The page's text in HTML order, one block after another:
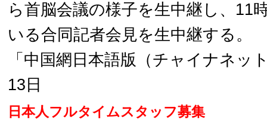
ら首脳会議の様子を生中継し、11
いる合同記者会見を生中継する。
「中国網日本語版（チャイナネ
13日
日本人フルタイムスタッフ募集